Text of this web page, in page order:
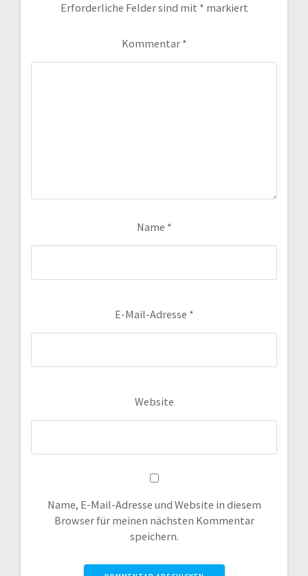
Erforderliche Felder sind mit * markiert
Kommentar *
Name *
E-Mail-Adresse *
Website
Name, E-Mail-Adresse und Website in diesem
Browser für meinen nächsten Kommentar
speichern.